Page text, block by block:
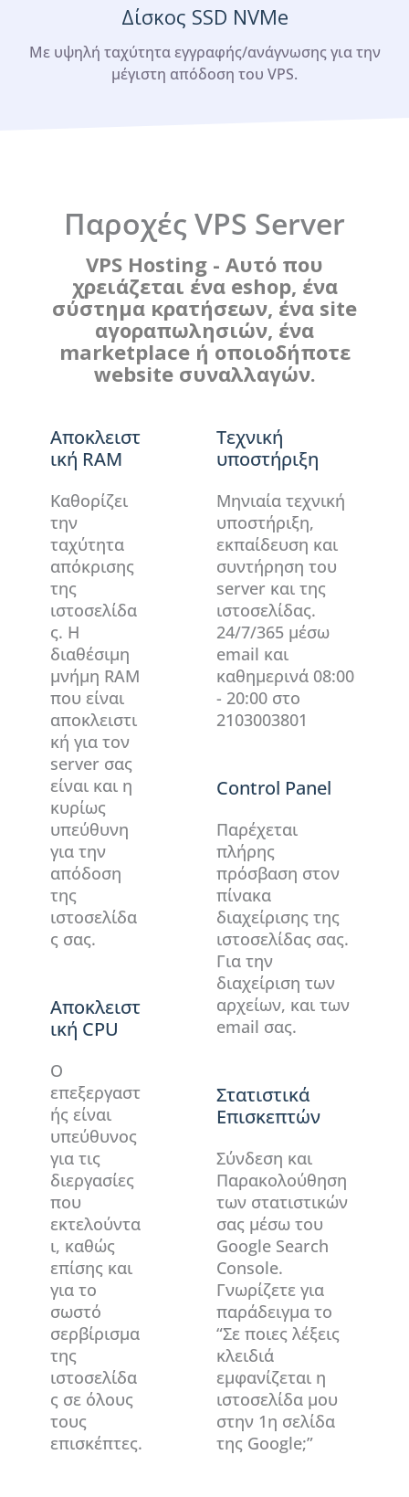
Δίσκος SSD NVMe
Με υψηλή ταχύτητα εγγραφής/ανάγνωσης για την
μέγιστη απόδοση του VPS.
Παροχές VPS Server
VPS Hosting - Αυτό που
χρειάζεται ένα eshop, ένα
σύστημα κρατήσεων, ένα site
αγοραπωλησιών, ένα
marketplace ή οποιοδήποτε
website συναλλαγών.
Αποκλειστ
ική RAM
Καθορίζει
την
ταχύτητα
απόκρισης
της
ιστοσελίδα
ς. Η
διαθέσιμη
μνήμη RAM
που είναι
αποκλειστι
κή για τον
server σας
είναι και η
κυρίως
υπεύθυνη
για την
απόδοση
της
ιστοσελίδα
ς σας.
Αποκλειστ
ική CPU
Ο
επεξεργαστ
ής είναι
υπεύθυνος
για τις
διεργασίες
που
εκτελούντα
ι, καθώς
επίσης και
για το
σωστό
σερβίρισμα
της
ιστοσελίδα
ς σε όλους
τους
επισκέπτες.
Τεχνική
υποστήριξη
Μηνιαία τεχνική
υποστήριξη,
εκπαίδευση και
συντήρηση του
server και της
ιστοσελίδας.
24/7/365 μέσω
email και
καθημερινά 08:00
- 20:00 στο
2103003801
Control Panel
Παρέχεται
πλήρης
πρόσβαση στον
πίνακα
διαχείρισης της
ιστοσελίδας σας.
Για την
διαχείριση των
αρχείων, και των
email σας.
Στατιστικά
Επισκεπτών
Σύνδεση και
Παρακολούθηση
των στατιστικών
σας μέσω του
Google Search
Console.
Γνωρίζετε για
παράδειγμα το
“Σε ποιες λέξεις
κλειδιά
εμφανίζεται η
ιστοσελίδα μου
στην 1η σελίδα
της Google;”